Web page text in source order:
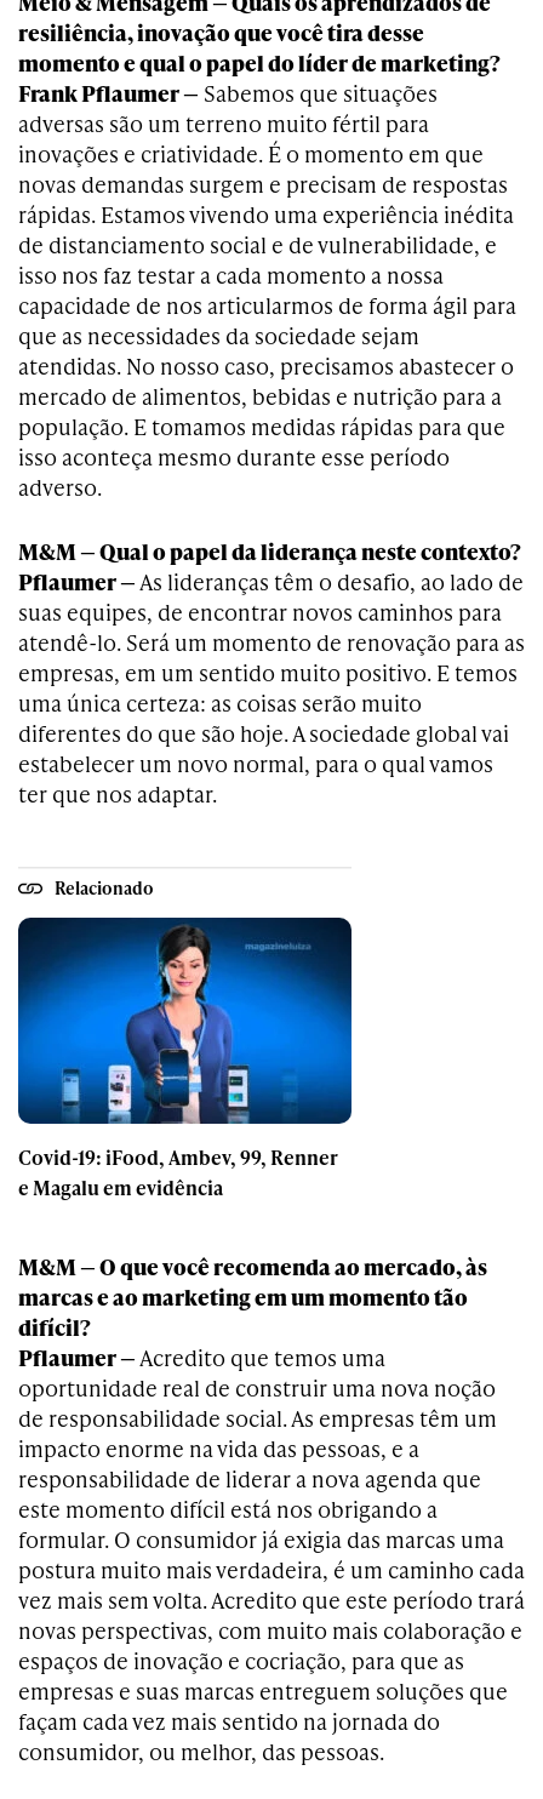
resiliência, inovação que você tira desse
momento e qual o papel do líder de marketing?
Frank Pflaumer — Sabemos que situações
adversas são um terreno muito fértil para
inovações e criatividade. É o momento em que
novas demandas surgem e precisam de respostas
rápidas. Estamos vivendo uma experiência inédita
de distanciamento social e de vulnerabilidade, e
isso nos faz testar a cada momento a nossa
capacidade de nos articularmos de forma ágil para
que as necessidades da sociedade sejam
atendidas. No nosso caso, precisamos abastecer o
mercado de alimentos, bebidas e nutrição para a
população. E tomamos medidas rápidas para que
isso aconteça mesmo durante esse período
adverso.
M&M — Qual o papel da liderança neste contexto?
Pflaumer — As lideranças têm o desafio, ao lado de
suas equipes, de encontrar novos caminhos para
atendê-lo. Será um momento de renovação para as
empresas, em um sentido muito positivo. E temos
uma única certeza: as coisas serão muito
diferentes do que são hoje. A sociedade global vai
estabelecer um novo normal, para o qual vamos
ter que nos adaptar.
Relacionado
Covid-19: iFood, Ambev, 99, Renner
e Magalu em evidência
M&M — O que você recomenda ao mercado, às
marcas e ao marketing em um momento tão
difícil?
Pflaumer —Acredito que temos uma
oportunidade real de construir uma nova noção
de responsabilidade social. As empresas têm um
impacto enorme na vida das pessoas, e a
responsabilidade de liderar a nova agenda que
este momento difícil está nos obrigando a
formular. O consumidor já exigia das marcas uma
postura muito mais verdadeira, é um caminho cada
vez mais sem volta. Acredito que este período trará
novas perspectivas, com muito mais colaboração e
espaços de inovação e cocriação, para que as
empresas e suas marcas entreguem soluções que
façam cada vez mais sentido na jornada do
consumidor, ou melhor, das pessoas.